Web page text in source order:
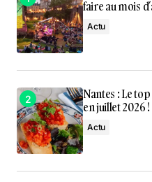
faire au mois
Actu
Nantes : Le
en juillet 2026 !
Actu